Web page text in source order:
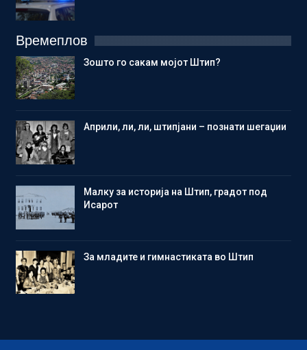
Времеплов
Зошто го сакам мојот Штип?
Aприли, ли, ли, штипјани – познати шегаџии
Малку за историја на Штип, градот под
Исарот
Зa младите и гимнастиката во Штип